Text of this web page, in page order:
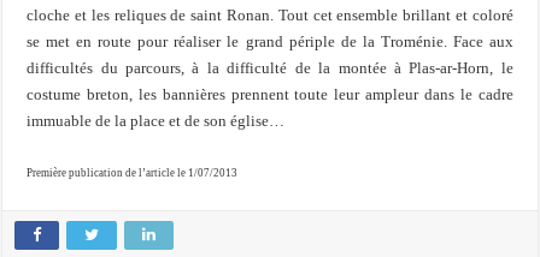
cloche et les reliques de saint Ronan. Tout cet ensemble brillant et coloré
se met en route pour réaliser le grand périple de la Troménie. Face aux
difficultés du parcours, à la difficulté de la montée à Plas-ar-Horn, le
costume breton, les bannières prennent toute leur ampleur dans le cadre
immuable de la place et de son église…
Première publication de l’article le 1/07/2013